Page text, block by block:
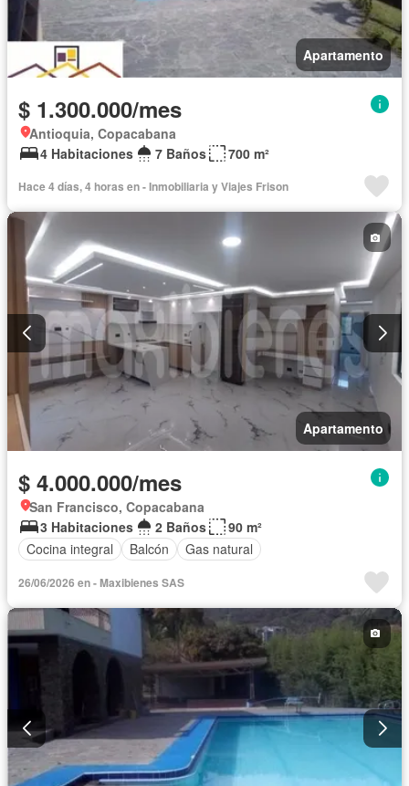
Apartamento
$ 1.300.000/mes
Antioquia, Copacabana
4 Habitaciones
7 Baños 700 m²
Hace 4 días, 4 horas en - Inmobiliaria y Viajes Frison
Apartamento
$ 4.000.000/mes
San Francisco, Copacabana
3 Habitaciones
2 Baños
90 m²
Cocina integral
Balcón Gas natural
26/06/2026 en - Maxibienes SAS